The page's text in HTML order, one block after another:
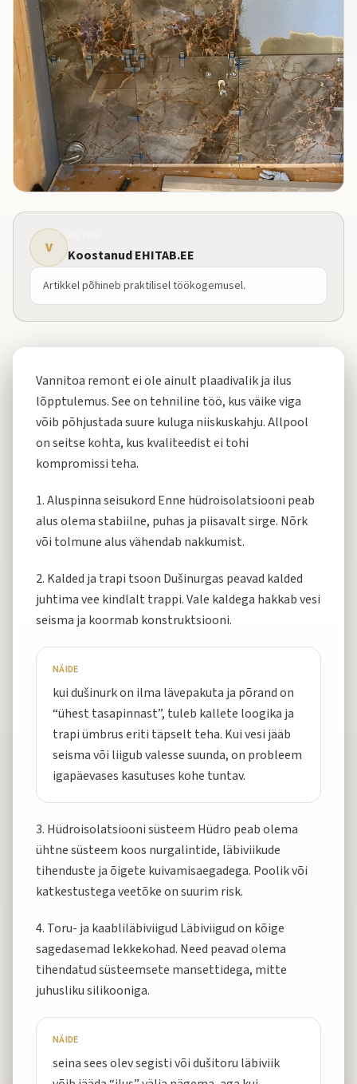
V Koostanud EHITAB.EE
Artikkel põhineb praktilisel töökogemusel.
Vannitoa remont ei ole ainult plaadivalik ja ilus
lõpptulemus. See on tehniline töö, kus väike viga
võib põhjustada suure kuluga niiskuskahju. Allpool
on seitse kohta, kus kvaliteedist ei tohi
kompromissi teha.
1. Aluspinna seisukord Enne hüdroisolatsiooni peab
alus olema stabiilne, puhas ja piisavalt sirge. Nõrk
või tolmune alus vähendab nakkumist.
2. Kalded ja trapi tsoon Dušinurgas peavad kalded
juhtima vee kindlalt trappi. Vale kaldega hakkab vesi
seisma ja koormab konstruktsiooni.
NÄIDE
kui dušinurk on ilma lävepakuta ja põrand on
“ühest tasapinnast”, tuleb kallete loogika ja
trapi ümbrus eriti täpselt teha. Kui vesi jääb
seisma või liigub valesse suunda, on probleem
igapäevases kasutuses kohe tuntav.
3. Hüdroisolatsiooni süsteem Hüdro peab olema
ühtne süsteem koos nurgalintide, läbiviikude
tihenduste ja õigete kuivamisaegadega. Poolik või
katkestustega veetõke on suurim risk.
4. Toru- ja kaabliläbiviigud Läbiviigud on kõige
sagedasemad lekkekohad. Need peavad olema
tihendatud süsteemsete mansettidega, mitte
juhusliku silikooniga.
NÄIDE
seina sees olev segisti või dušitoru läbiviik